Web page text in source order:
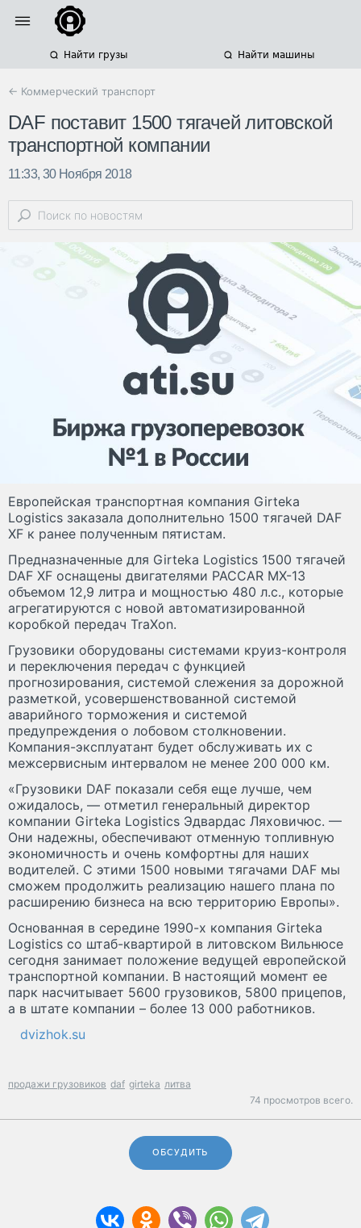
Найти грузы Найти машины
← Коммерческий транспорт
DAF поставит 1500 тягачей литовской
транспортной компании
11:33, 30 Ноября 2018
Европейская транспортная компания Girteka
Logistics заказала дополнительно 1500 тягачей DAF
XF к ранее полученным пятистам.
Предназначенные для Girteka Logistics 1500 тягачей
DAF XF оснащены двигателями PACCAR MX-13
объемом 12,9 литра и мощностью 480 л.с., которые
агрегатируются с новой автоматизированной
коробкой передач TraXon.
Грузовики оборудованы системами круиз-контроля
и переключения передач с функцией
прогнозирования, системой слежения за дорожной
разметкой, усовершенствованной системой
аварийного торможения и системой
предупреждения о лобовом столкновении.
Компания-эксплуатант будет обслуживать их с
межсервисным интервалом не менее 200 000 км.
«Грузовики DAF показали себя еще лучше, чем
ожидалось, — отметил генеральный директор
компании Girteka Logistics Эдвардас Ляховичюс. —
Они надежны, обеспечивают отменную топливную
экономичность и очень комфортны для наших
водителей. С этими 1500 новыми тягачами DAF мы
сможем продолжить реализацию нашего плана по
расширению бизнеса на всю территорию Европы».
Основанная в середине 1990-х компания Girteka
Logistics со штаб-квартирой в литовском Вильнюсе
сегодня занимает положение ведущей европейской
транспортной компании. В настоящий момент ее
парк насчитывает 5600 грузовиков, 5800 прицепов,
а в штате компании – более 13 000 работников.
dvizhok.su
продажи грузовиков daf girteka литва
74 просмотров всего.
ОБСУДИТЬ